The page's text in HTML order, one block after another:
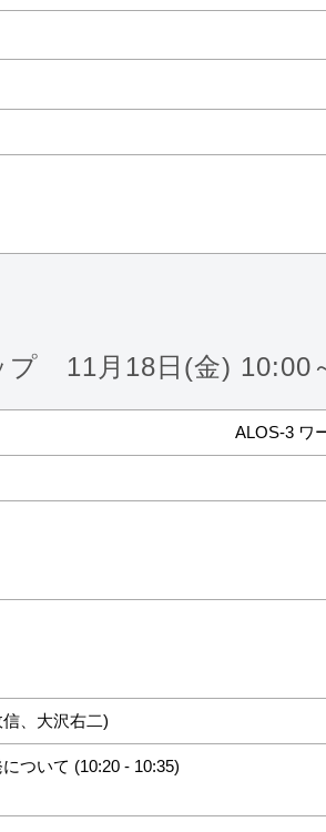
プ 11月18日(金) 10:00
ALOS-3 ワ
、大沢右二)
ついて (10:20 - 10:35)